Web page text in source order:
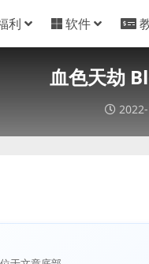
利 软件
血色天劫